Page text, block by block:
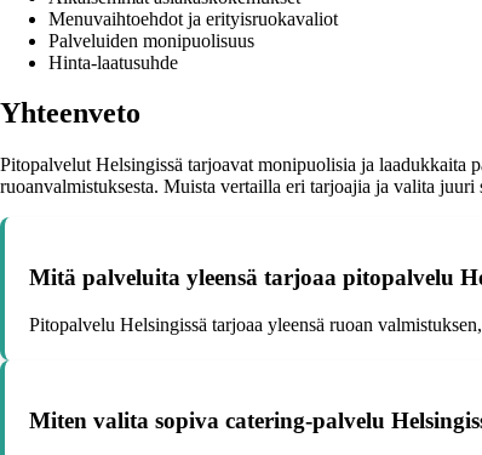
Menuvaihtoehdot ja erityisruokavaliot
Palveluiden monipuolisuus
Hinta-laatusuhde
Yhteenveto
Pitopalvelut Helsingissä tarjoavat monipuolisia ja laadukkaita
ruoanvalmistuksesta. Muista vertailla eri tarjoajia ja valita
Mitä palveluita yleensä tarjoaa pitopalvelu
Pitopalvelu Helsingissä tarjoaa yleensä ruoan
Miten valita sopiva catering-palvelu